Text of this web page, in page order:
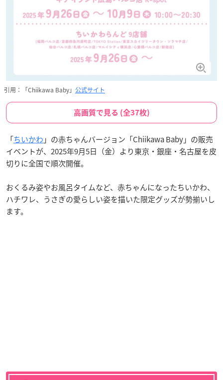
引用：「Chiikawa Baby」 公式サイト
高画質で見る (全37枚)
「ちいかわ 」の赤ちゃんバージョン「Chiikawa Baby」の販売
イベントが、2025年9月5日（金）より東京・銀座・名古屋を皮
切りに全国で順次開催。
おくるみ姿やお風呂タイムなど、赤ちゃんになったちいかわ、
ハチワレ、うさぎの愛らしい姿を描いた限定グッズが勢揃いし
ます。